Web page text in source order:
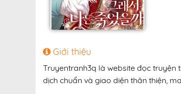
Giới thiệu
Truyentranh3q là website đọc truyện
dịch chuẩn và giao diện thân thiện,